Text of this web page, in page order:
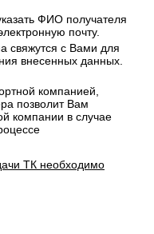
ФИО получателя
почту.
свяжутся с Вами для
внесенных данных.
компанией,
позволит Вам
компании в случае
ТК необходимо